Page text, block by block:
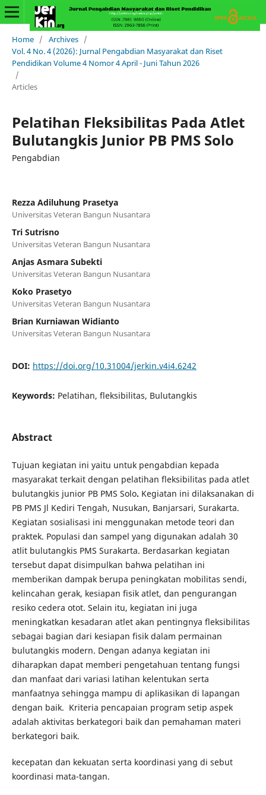
Home / Archives /
Vol. 4 No. 4 (2026): Jurnal Pengabdian Masyarakat dan Riset
Pendidikan Volume 4 Nomor 4 April - Juni Tahun 2026
/
Articles
Pelatihan Fleksibilitas Pada Atlet
Bulutangkis Junior PB PMS Solo
Pengabdian
Rezza Adiluhung Prasetya
Universitas Veteran Bangun Nusantara
Tri Sutrisno
Universitas Veteran Bangun Nusantara
Anjas Asmara Subekti
Universitas Veteran Bangun Nusantara
Koko Prasetyo
Universitas Veteran Bangun Nusantara
Brian Kurniawan Widianto
Universitas Veteran Bangun Nusantara
DOI: https://doi.org/10.31004/jerkin.v4i4.6242
Keywords: Pelatihan, fleksibilitas, Bulutangkis
Abstract
Tujuan kegiatan ini yaitu untuk pengabdian kepada
masyarakat terkait dengan pelatihan fleksibilitas pada atlet
bulutangkis junior PB PMS Solo. Kegiatan ini dilaksanakan di
PB PMS Jl Kediri Tengah, Nusukan, Banjarsari, Surakarta.
Kegiatan sosialisasi ini menggunakan metode teori dan
praktek. Populasi dan sampel yang digunakan adalah 30
atlit bulutangkis PMS Surakarta. Berdasarkan kegiatan
tersebut dapat disimpulkan bahwa pelatihan ini
memberikan dampak berupa peningkatan mobilitas sendi,
kelincahan gerak, kesiapan fisik atlet, dan pengurangan
resiko cedera otot. Selain itu, kegiatan ini juga
meningkatkan kesadaran atlet akan pentingnya fleksibilitas
sebagai bagian dari kesiapan fisik dalam permainan
bulutangkis modern. Dengan adanya kegiatan ini
diharapkan dapat memberi pengetahuan tentang fungsi
dan manfaat dari variasi latihan kelentukan serta
manfaatnya sehingga mampu di aplikasikan di lapangan
dengan baik. Kriteria pencapaian program setip aspek
adalah aktivitas berkategori baik dan pemahaman materi
berkategori baik.
kecepatan dan kekuatan serta koordinasi yang di sebut
koordinasi mata-tangan.